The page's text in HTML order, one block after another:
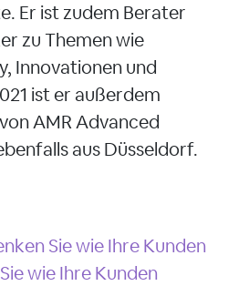
Er ist zudem Berater
zu Themen wie
Innovationen und
ist er außerdem
AMR Advanced
aus Düsseldorf.
Sie wie Ihre Kunden
wie Ihre Kunden